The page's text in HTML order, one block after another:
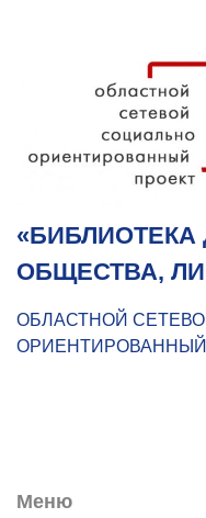
«БИБЛИОТЕКА
ОБЩЕСТВА,
ОБЛАСТНОЙ
Меню